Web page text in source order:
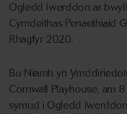
Ogledd Iwerddon ar
Cymdeithas Penaethiaid
Rhagfyr 2020.
Bu Niamh yn
Cornwall Playhouse, am
symud i Ogledd